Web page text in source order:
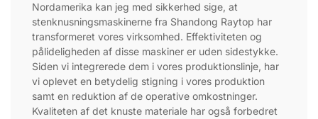
Nordamerika kan jeg med sikkerhed sige, at
stenknusningsmaskinerne fra Shandong Raytop har
transformeret vores virksomhed. Effektiviteten og
pålideligheden af disse maskiner er uden sidestykke.
Siden vi integrerede dem i vores produktionslinje, har
vi oplevet en betydelig stigning i vores produktion
samt en reduktion af de operative omkostninger.
Kvaliteten af det knuste materiale har også forbedret